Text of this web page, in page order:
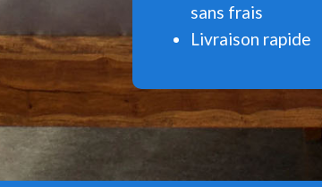
sans frais
Livraison rapide